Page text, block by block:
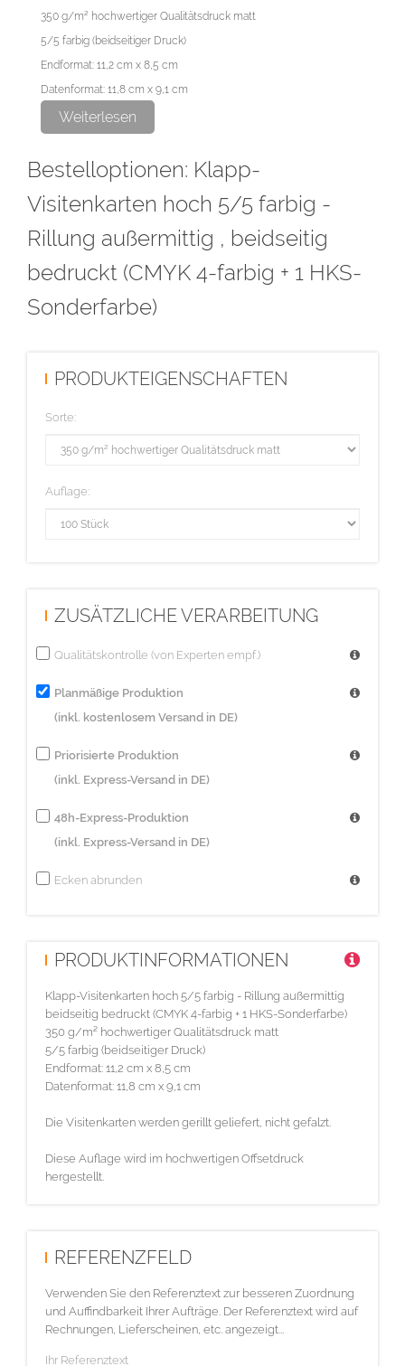
350 g/m² hochwertiger Qualitätsdruck matt
5/5 farbig (beidseitiger Druck)
Endformat: 11,2 cm x 8,5 cm
Datenformat: 11,8 cm x 9,1 cm
Weiterlesen
Bestelloptionen: Klapp-
Visitenkarten hoch 5/5 farbig -
Rillung außermittig , beidseitig
bedruckt (CMYK 4-farbig + 1 HKS-
Sonderfarbe)
PRODUKTEIGENSCHAFTEN
Sorte:
Auflage:
ZUSÄTZLICHE VERARBEITUNG
Qualitätskontrolle (von Experten empf.)
Planmäßige Produktion
(inkl. kostenlosem Versand in DE)
Priorisierte Produktion
(inkl. Express-Versand in DE)
48h-Express-Produktion
(inkl. Express-Versand in DE)
Ecken abrunden
PRODUKTINFORMATIONEN
Klapp-Visitenkarten hoch 5/5 farbig - Rillung außermittig
beidseitig bedruckt (CMYK 4-farbig + 1 HKS-Sonderfarbe)
350 g/m² hochwertiger Qualitätsdruck matt
5/5 farbig (beidseitiger Druck)
Endformat: 11,2 cm x 8,5 cm
Datenformat: 11,8 cm x 9,1 cm
Die Visitenkarten werden gerillt geliefert, nicht gefalzt.
Diese Auflage wird im hochwertigen Offsetdruck
hergestellt.
REFERENZFELD
Verwenden Sie den Referenztext zur besseren Zuordnung
und Auffindbarkeit Ihrer Aufträge. Der Referenztext wird auf
Rechnungen, Lieferscheinen, etc. angezeigt...
Ihr Referenztext